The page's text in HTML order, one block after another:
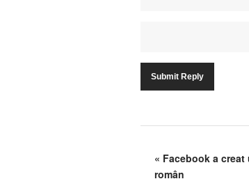
« Facebook a
român